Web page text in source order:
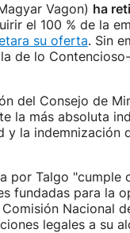
Vagon) ha
el 100 % de la
su oferta. Sin
de lo
del Consejo de
la más absoluta
y la indemnización
por Talgo
fundadas para la
Nacional
legales a su